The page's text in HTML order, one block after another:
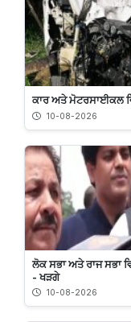
ਕਾਰ ਅਤੇ ਮੋਟਰਸਾਈਕਲ
10-08-2026
ਲੋਕ ਸਭਾ ਅਤੇ ਰਾਜ ਸਭਾ
- ਖੜਗੇ
10-08-2026